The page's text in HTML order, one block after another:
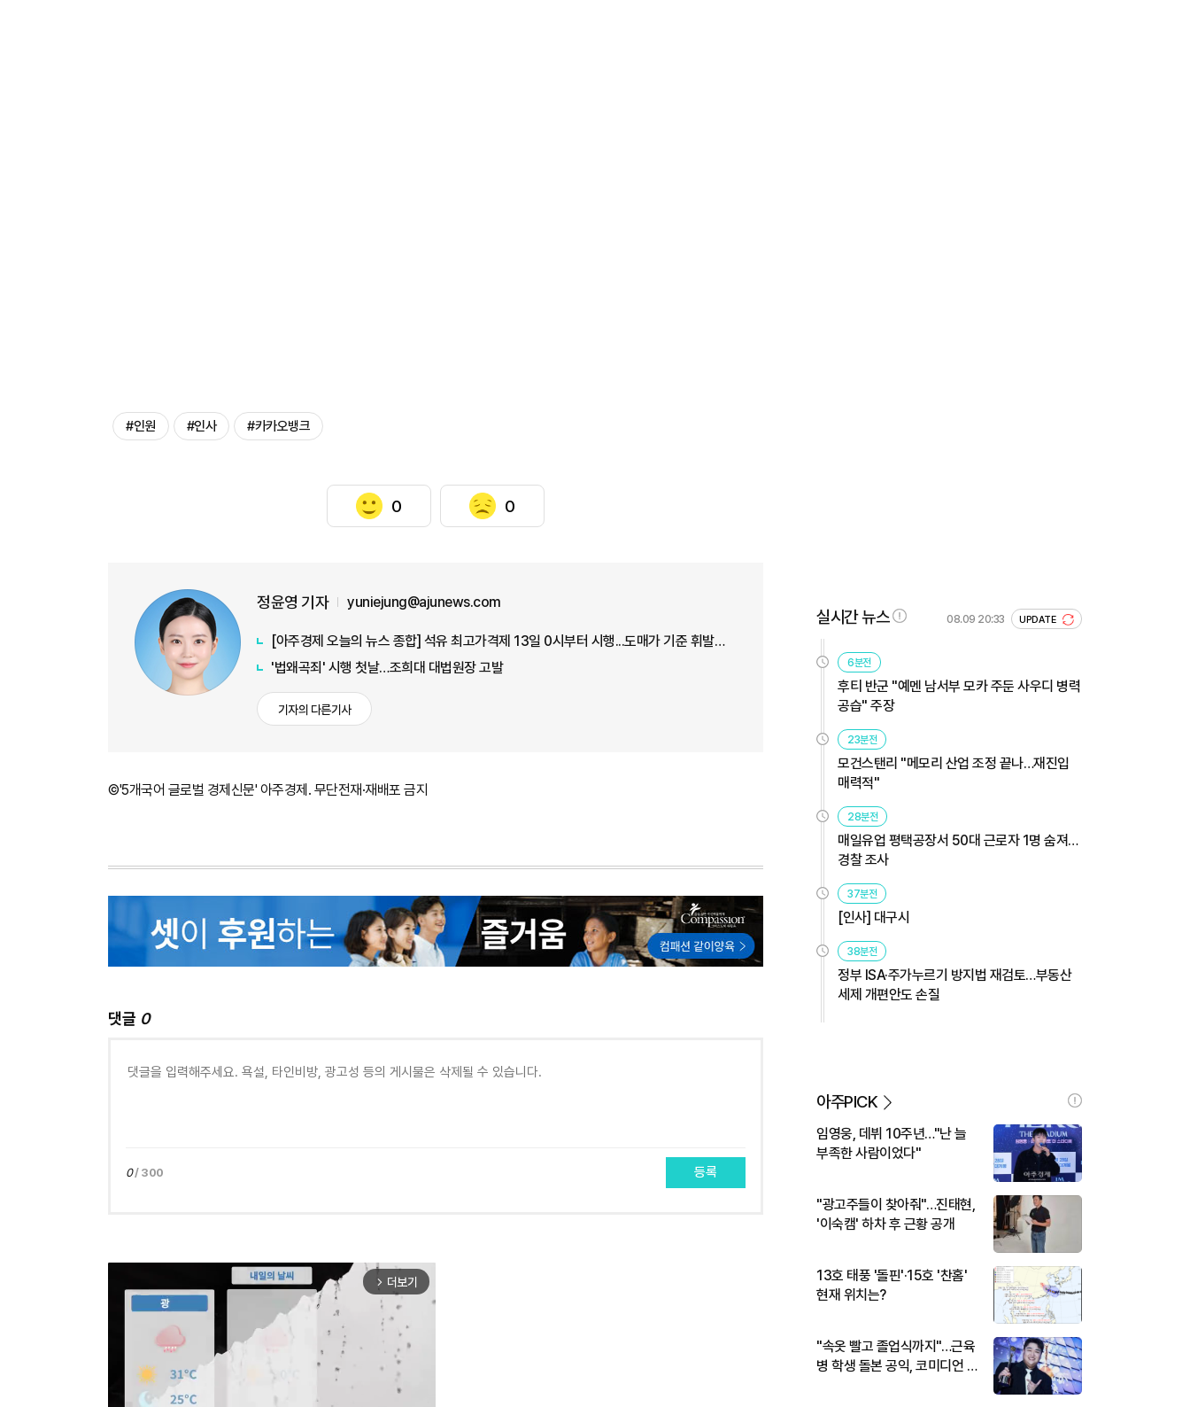
#인원 #인사 #카카오뱅크
0 0
정윤영 기자 yuniejung@ajunews.com
[아주경제 오늘의 뉴스 종합] 석유 최고가격제 13일 0시부터 시행...도매가 기준 휘발유 1724원·경유 1713원 外
'법왜곡죄' 시행 첫날…조희대 대법원장 고발
기자의 다른기사
©'5개국어 글로벌 경제신문' 아주경제. 무단전재·재배포 금지
댓글 0
0/ 300 등록
arrow_forward_ios 더보기
실시간 뉴스 08.09 20:33 UPDATE
6분전
후티 반군 "예멘 남서부 모카 주둔 사우디 병력
공습" 주장
23분전
모건스탠리 "메모리 산업 조정 끝나…재진입
매력적"
28분전
매일유업 평택공장서 50대 근로자 1명 숨져…
경찰 조사
37분전
[인사] 대구시
38분전
정부 ISA·주가누르기 방지법 재검토…부동산
세제 개편안도 손질
아주PICK
임영웅, 데뷔 10주년…"난 늘
부족한 사람이었다"
"광고주들이 찾아줘"…진태현,
'이숙캠' 하차 후 근황 공개
13호 태풍 '돌핀'·15호 '찬홈'
현재 위치는?
"속옷 빨고 졸업식까지"…근육
병 학생 돌본 공익, 코미디언 김